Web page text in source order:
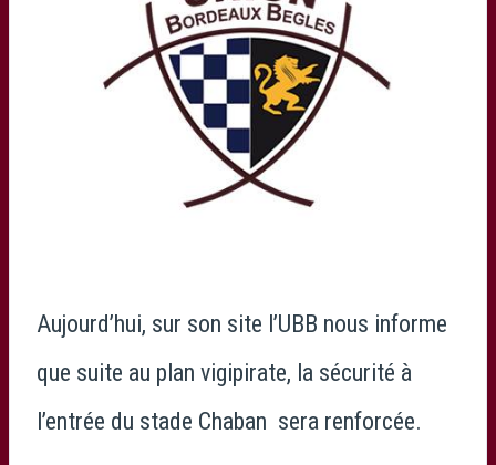
Aujourd’hui, sur son site l’UBB nous informe
que suite au plan vigipirate, la sécurité à
l’entrée du stade Chaban sera renforcée.